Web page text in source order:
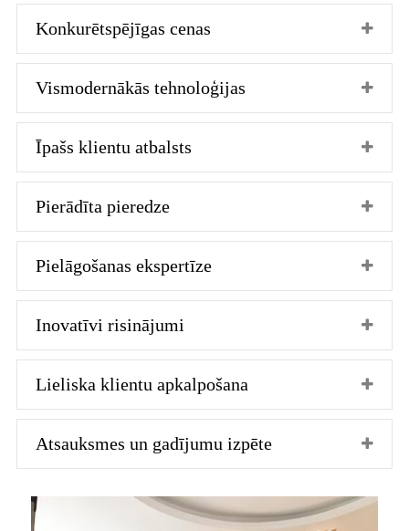
Konkurētspējīgas cenas
Vismodernākās tehnoloģijas
Īpašs klientu atbalsts
Pierādīta pieredze
Pielāgošanas ekspertīze
Inovatīvi risinājumi
Lieliska klientu apkalpošana
Atsauksmes un gadījumu izpēte